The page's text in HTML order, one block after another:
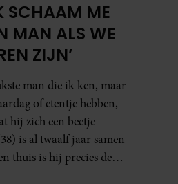
SCHAAM ME
MAN ALS WE
ZIJN’
man die ik ken, maar
of etentje hebben,
hij zich een beetje
is al twaalf jaar samen
thuis is hij precies de